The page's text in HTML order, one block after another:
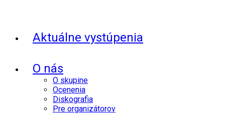
Aktuálne vystúpenia
O nás
O skupine
Ocenenia
Diskografia
Pre organizátorov